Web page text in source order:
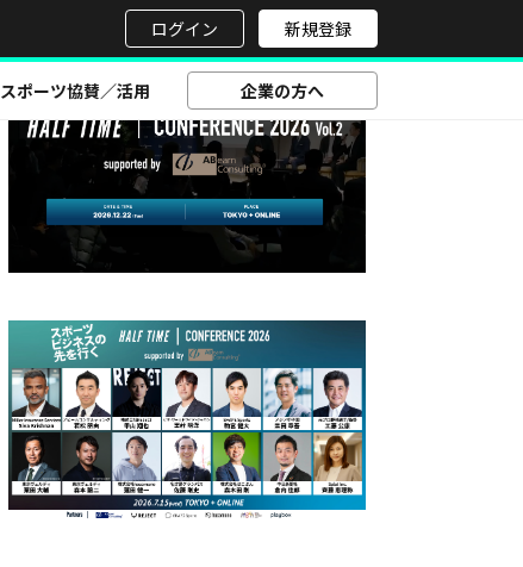
ログイン 新規登録
スポーツ協賛／活用 企業の方へ